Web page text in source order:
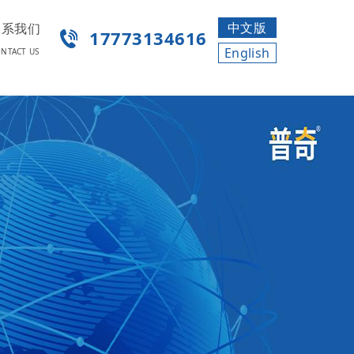
我们
US
17773134616
中文版
English